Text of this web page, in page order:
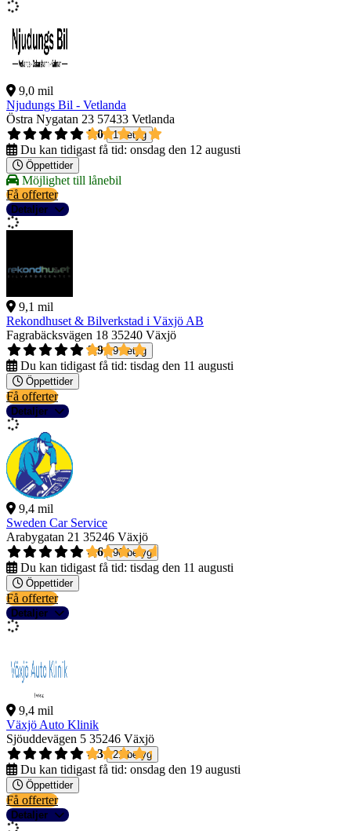
9,0 mil
Njudungs Bil - Vetlanda
Östra Nygatan 23 57433 Vetlanda
5,0
1 betyg
Du kan tidigast få tid: onsdag den 12 augusti
Öppettider
Möjlighet till lånebil
Få offerter
Detaljer
9,1 mil
Rekondhuset & Bilverkstad i Växjö AB
Fagrabäcksvägen 18 35240 Växjö
3,9
9 betyg
Du kan tidigast få tid: tisdag den 11 augusti
Öppettider
Få offerter
Detaljer
9,4 mil
Sweden Car Service
Arabygatan 21 35246 Växjö
4,6
90 betyg
Du kan tidigast få tid: tisdag den 11 augusti
Öppettider
Få offerter
Detaljer
9,4 mil
Växjö Auto Klinik
Sjöuddevägen 5 35246 Växjö
4,3
21 betyg
Du kan tidigast få tid: onsdag den 19 augusti
Öppettider
Få offerter
Detaljer